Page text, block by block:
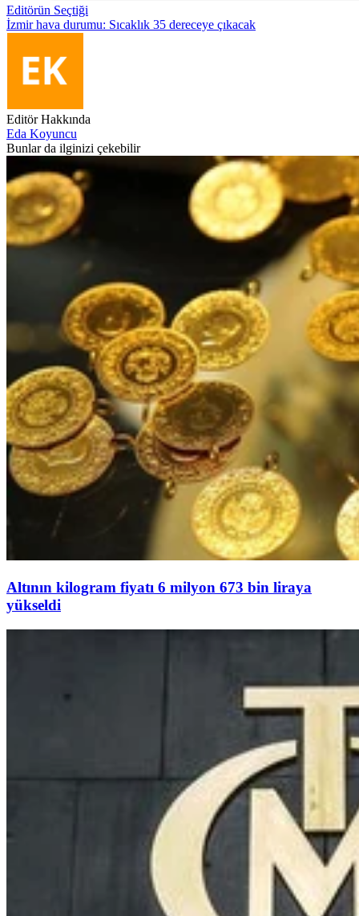
Editörün Seçtiği
İzmir hava durumu: Sıcaklık 35 dereceye çıkacak
Editör Hakkında
Eda Koyuncu
Bunlar da ilginizi çekebilir
Altının kilogram fiyatı 6 milyon 673 bin liraya
yükseldi